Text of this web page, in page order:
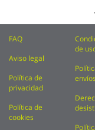
FAQ
Aviso legal
Política de
privacidad
Política de
cookies
de
envíos